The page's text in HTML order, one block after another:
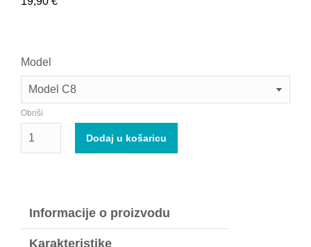
Model
Obriši
Dodaj u košaricu
Informacije o proizvodu
Karakteristike